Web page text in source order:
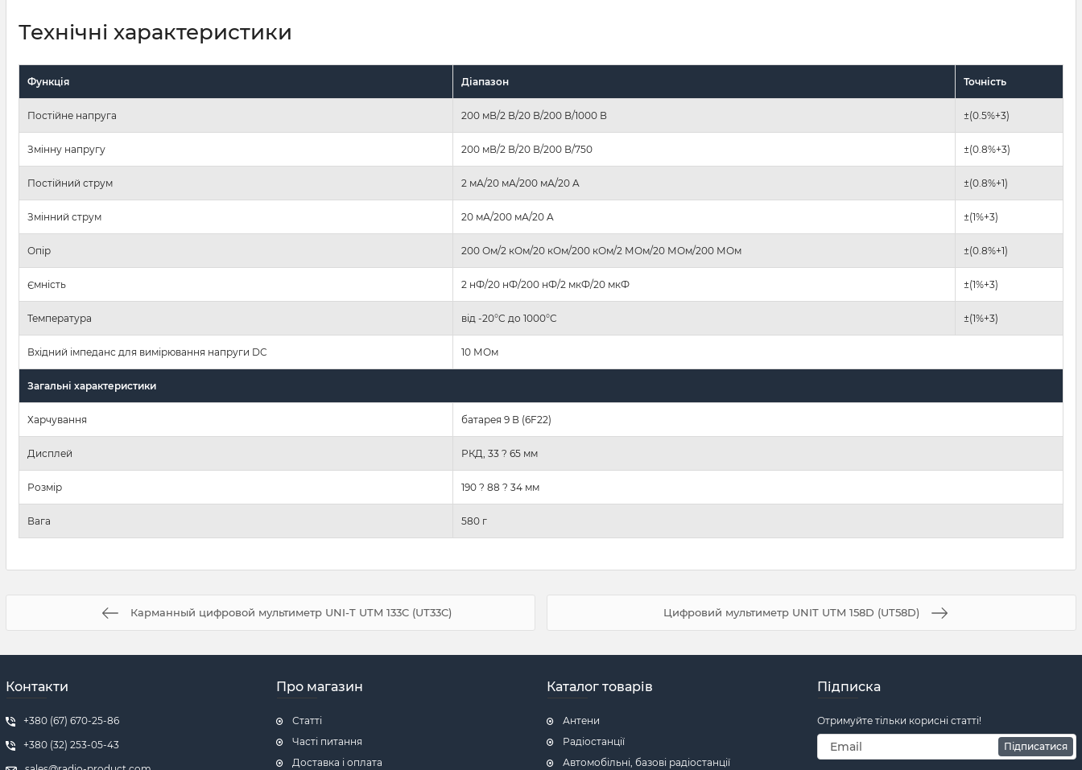
Технічні характеристики
Функція Діапазон Точність
Постійне напруга 200 мВ/2 В/20 В/200 В/1000 В ±(0.5%+3)
Змінну напругу 200 мВ/2 В/20 В/200 В/750 ±(0.8%+3)
Постійний струм 2 мА/20 мА/200 мА/20 A ±(0.8%+1)
Змінний струм 20 мА/200 мА/20 A ±(1%+3)
Опір 200 Ом/2 кОм/20 кОм/200 кОм/2 МОм/20 МОм/200 МОм ±(0.8%+1)
Ємність 2 нФ/20 нФ/200 нФ/2 мкФ/20 мкФ ±(1%+3)
Температура від -20°C до 1000°C ±(1%+3)
Вхідний імпеданс для вимірювання напруги DC 10 МОм
Загальні характеристики
Харчування батарея 9 В (6F22)
Дисплей РКД, 33 ? 65 мм
Розмір 190 ? 88 ? 34 мм
Вага 580 г
Карманный цифровой мультиметр UNI-T UTM 133C (UT33C) Цифровий мультиметр UNIT UTM 158D (UT58D)
Контакти
+380 (67) 670-25-86
+380 (32) 253-05-43
Про магазин
Статті
Часті питання
Доставка і оплата
Каталог товарів
Антени
Радіостанції
Автомобільні, базові радіостанції
Підписка
Отримуйте тільки корисні статті!
Підписатися